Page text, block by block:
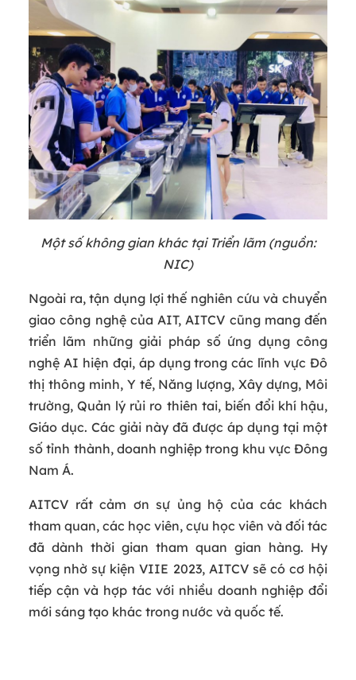
Một số không gian khác tại Triển lãm (nguồn:
NIC)
Ngoài ra, tận dụng lợi thế nghiên cứu và chuyển
giao công nghệ của AIT, AITCV cũng mang đến
triển lãm những giải pháp số ứng dụng công
nghệ AI hiện đại, áp dụng trong các lĩnh vực Đô
thị thông minh, Y tế, Năng lượng, Xây dựng, Môi
trường, Quản lý rủi ro thiên tai, biến đổi khí hậu,
Giáo dục. Các giải này đã được áp dụng tại một
số tỉnh thành, doanh nghiệp trong khu vực Đông
Nam Á.
AITCV rất cảm ơn sự ủng hộ của các khách
tham quan, các học viên, cựu học viên và đối tác
đã dành thời gian tham quan gian hàng. Hy
vọng nhờ sự kiện VIIE 2023, AITCV sẽ có cơ hội
tiếp cận và hợp tác với nhiều doanh nghiệp đổi
mới sáng tạo khác trong nước và quốc tế.